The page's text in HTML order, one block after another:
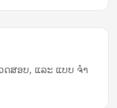
ດສອບ, ແລະ ແບບ ຈຳ